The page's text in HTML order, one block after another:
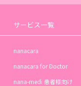
サービス一覧
nanacara
nanacara for Doctor
nana-medi 患者様向け